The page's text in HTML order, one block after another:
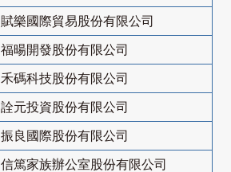
賦樂國際貿易股份有限公司
福暘開發股份有限公司
禾碼科技股份有限公司
詮元投資股份有限公司
振良國際股份有限公司
信篤家族辦公室股份有限公司